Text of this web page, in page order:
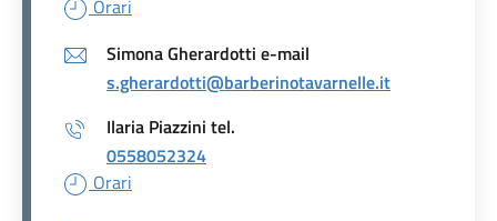
Orari
Simona Gherardotti e-mail
s.gherardotti@barberinotavarnelle.it
Ilaria Piazzini tel.
0558052324
Orari